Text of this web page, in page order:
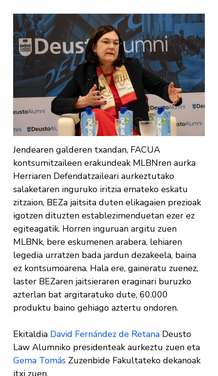
Jendearen galderen txandan, FACUA
kontsumitzaileen erakundeak MLBNren aurka
Herriaren Defendatzaileari aurkeztutako
salaketaren inguruko iritzia emateko eskatu
zitzaion, BEZa jaitsita duten elikagaien prezioak
igotzen dituzten establezimenduetan ezer ez
egiteagatik. Horren inguruan argitu zuen
MLBNk, bere eskumenen arabera, lehiaren
legedia urratzen bada jardun dezakeela, baina
ez kontsumoarena. Hala ere, gaineratu zuenez,
laster BEZaren jaitsieraren eraginari buruzko
azterlan bat argitaratuko dute, 60.000
produktu baino gehiago aztertu ondoren.
Ekitaldia David Fernández de RetanaDeusto
Law Alumniko presidenteak aurkeztu zuen eta
Gema TomásZuzenbide Fakultateko dekanoak
itxi zuen.